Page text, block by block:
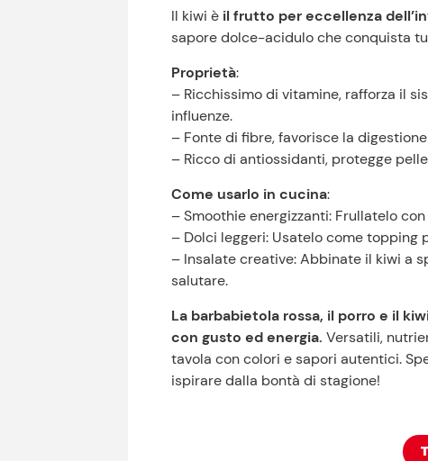
Il kiwi è il frutto per eccellenza
sapore dolce-acidulo che conquista
Proprietà:
– Ricchissimo di vitamine, rafforza il
influenze.
– Fonte di fibre, favorisce la
– Ricco di antiossidanti, protegge
Come usarlo in cucina:
– Smoothie energizzanti: Frullatelo
– Dolci leggeri: Usatelo come topping
– Insalate creative: Abbinate il kiwi a
salutare.
La barbabietola rossa, il porro e il
con gusto ed energia. Versatili,
tavola con colori e sapori autentici.
ispirare dalla bontà di stagione!